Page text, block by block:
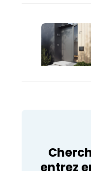
entrez